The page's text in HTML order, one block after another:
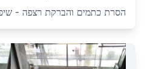
הסרת כתמים והברקת רצפה -